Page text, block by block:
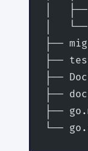
│
│
├──
├──
├──
├──
├──
└──